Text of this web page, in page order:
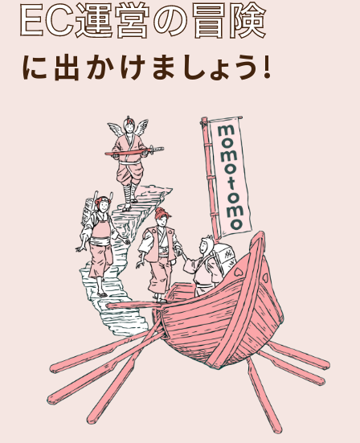
に出かけましょう!
まずは無料相談する
086-486-4567
（9:00-17:00 土日祝祭日を除く）